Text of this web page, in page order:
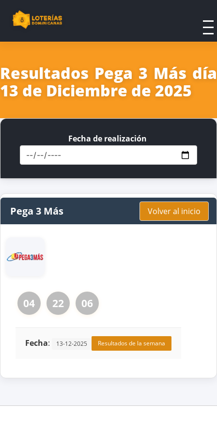
Resultados Pega 3 Más día
13 de Diciembre de 2025
Fecha de realización
Pega 3 Más Volver al inicio
04 22 06
Fecha: 13-12-2025 Resultados de la semana